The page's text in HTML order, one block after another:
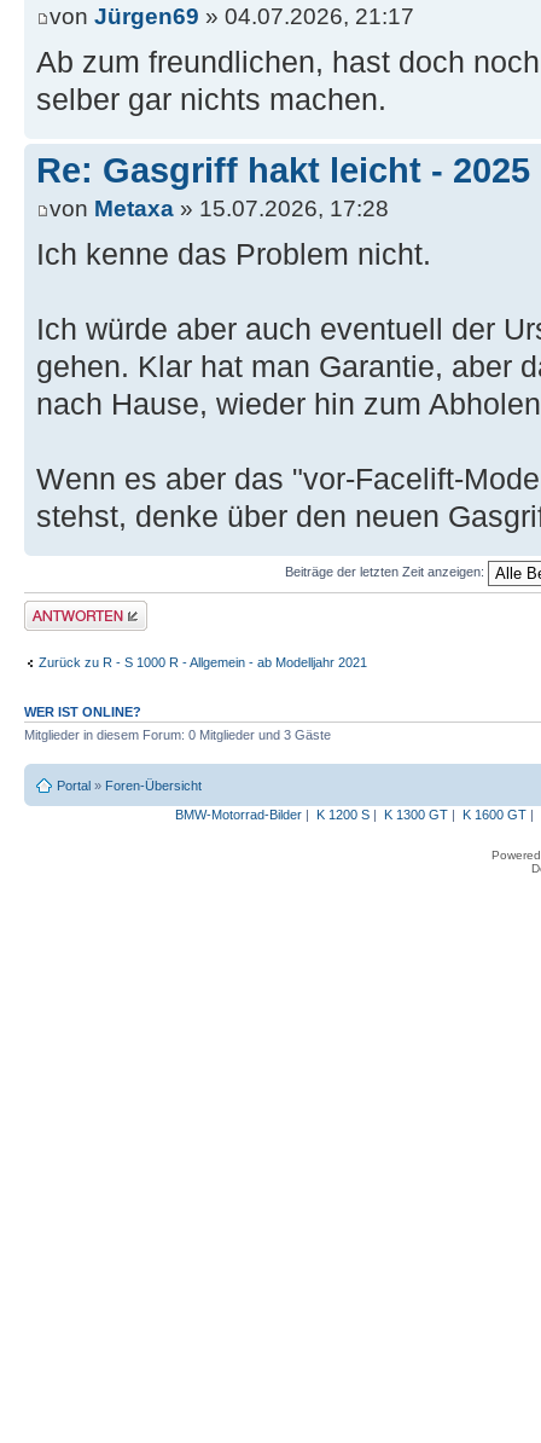
von Jürgen69 » 04.07.2026, 21:17
Ab zum freundlichen, hast doch
selber gar nichts machen.
Re: Gasgriff hakt leicht - 2025
von Metaxa » 15.07.2026, 17:28
Ich kenne das Problem nicht.
Ich würde aber auch eventuell der
gehen. Klar hat man Garantie, aber
nach Hause, wieder hin zum
Wenn es aber das "vor-Facelift-
stehst, denke über den neuen
Beiträge der letzten Zeit anzeigen:
Antwort erstellen
Zurück zu R - S 1000 R - Allgemein - ab Modelljahr 2021
WER IST ONLINE?
Mitglieder in diesem Forum: 0 Mitglieder und 3 Gäste
Portal » Foren-Übersicht
BMW-Motorrad-Bilder| K 1200 S| K 1300 GT| K 1600 GT|